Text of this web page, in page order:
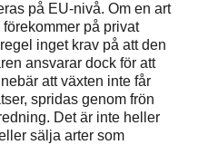
på EU-nivå. Om en art
på privat
inget krav på att den
ansvarar dock för att
att växten inte får
spridas genom frön
Det är inte heller
sälja arter som